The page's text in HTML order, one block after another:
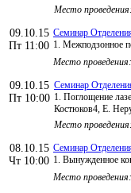
Место проведения:
09.10.15
Пт 11:00
Семинар
1. Межподзонное
Место проведения:
09.10.15
Пт 10:00
Семинар
1. Поглощение
Костюков4, Е.
Место проведения:
08.10.15
Чт 10:00
Семинар
1. Вынужденное
Место проведения: